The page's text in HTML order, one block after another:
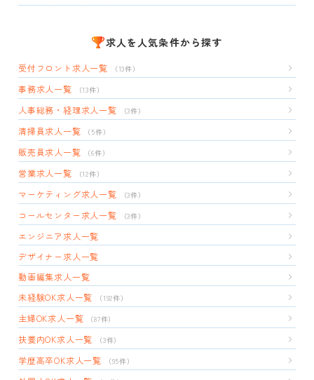
求人を人気条件から探す
受付フロント求人一覧 （13件）
事務求人一覧 （13件）
人事総務・経理求人一覧 （3件）
清掃員求人一覧 （5件）
販売員求人一覧 （6件）
営業求人一覧 （12件）
マーケティング求人一覧 （3件）
コールセンター求人一覧 （3件）
エンジニア求人一覧
デザイナー求人一覧
動画編集求人一覧
未経験OK求人一覧
（192件）
主婦OK求人一覧 （87件）
扶養内OK求人一覧 （3件）
学歴高卒OK求人一覧 （95件）